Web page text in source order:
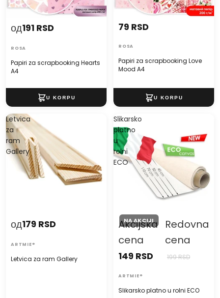
Papiri za scrapbooking Hearts
A4
од191 RSD
ROSA
Papiri za scrapbooking Love
Mood A4
79 RSD
ROSA
Letvica
za
ram
Gallery
Letvica za ram Gallery
од179 RSD
ARTMIE®
Slikarsko
platno
u
rolni
ECO
NA AKCIJI
Slikarsko platno u rolni ECO
Akcijska
cena
149 RSD
Redovna
cena
199 RSD
ARTMIE®